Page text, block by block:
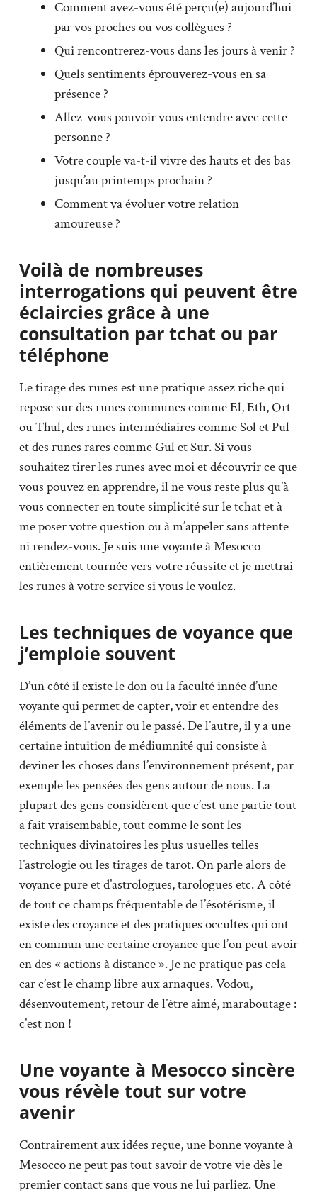
Comment avez-vous été perçu(e) aujourd’hui
par vos proches ou vos collègues ?
Qui rencontrerez-vous dans les jours à venir ?
Quels sentiments éprouverez-vous en sa
présence ?
Allez-vous pouvoir vous entendre avec cette
personne ?
Votre couple va-t-il vivre des hauts et des bas
jusqu’au printemps prochain ?
Comment va évoluer votre relation
amoureuse ?
Voilà de nombreuses
interrogations qui peuvent être
éclaircies grâce à une
consultation par tchat ou par
téléphone
Le tirage des runes est une pratique assez riche qui
repose sur des runes communes comme El, Eth, Ort
ou Thul, des runes intermédiaires comme Sol et Pul
et des runes rares comme Gul et Sur. Si vous
souhaitez tirer les runes avec moi et découvrir ce que
vous pouvez en apprendre, il ne vous reste plus qu’à
vous connecter en toute simplicité sur le tchat et à
me poser votre question ou à m’appeler sans attente
ni rendez-vous. Je suis une voyante à Mesocco
entièrement tournée vers votre réussite et je mettrai
les runes à votre service si vous le voulez.
Les techniques de voyance que
j’emploie souvent
D’un côté il existe le don ou la faculté innée d’une
voyante qui permet de capter, voir et entendre des
éléments de l’avenir ou le passé. De l’autre, il y a une
certaine intuition de médiumnité qui consiste à
deviner les choses dans l’environnement présent, par
exemple les pensées des gens autour de nous. La
plupart des gens considèrent que c’est une partie tout
a fait vraisembable, tout comme le sont les
techniques divinatoires les plus usuelles telles
l’astrologie ou les tirages de tarot. On parle alors de
voyance pure et d’astrologues, tarologues etc. A côté
de tout ce champs fréquentable de l’ésotérisme, il
existe des croyance et des pratiques occultes qui ont
en commun une certaine croyance que l’on peut avoir
en des « actions à distance ». Je ne pratique pas cela
car c’est le champ libre aux arnaques. Vodou,
désenvoutement, retour de l’être aimé, maraboutage :
c’est non !
Une voyante à Mesocco sincère
vous révèle tout sur votre
avenir
Contrairement aux idées reçue, une bonne voyante à
Mesocco ne peut pas tout savoir de votre vie dès le
premier contact sans que vous ne lui parliez. Une